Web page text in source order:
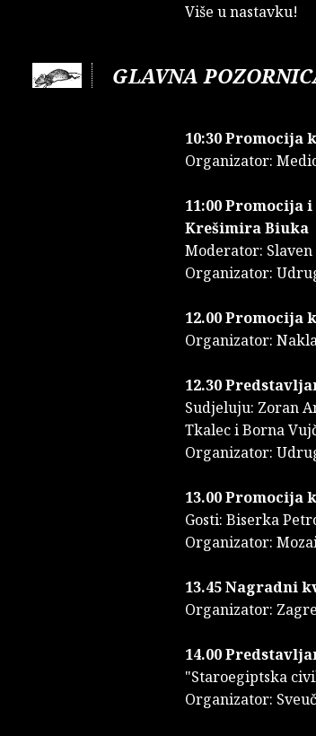
Više u nastavku!
GLAVNA
10:30 Promocija
Organizator:
11:00 Promocija
Krešimira Biuka
Moderator:
Organizator:
12.00 Promocija
Organizator:
12.30
Sudjeluju: Zoran
Tkalec i Borna
Organizator:
13.00 Promocija
Gosti: Biserka
Organizator:
13.45 Nagradni
Organizator:
14.00
"Staroegiptska
Organizator: